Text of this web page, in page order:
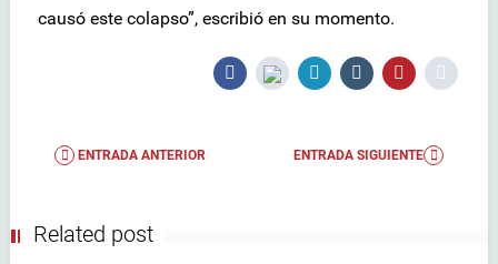
causó este colapso”, escribió en su momento.
ENTRADA ANTERIOR ENTRADA SIGUIENTE
Related post